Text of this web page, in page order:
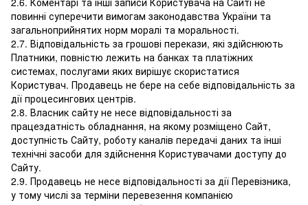
повинні суперечити вимогам законодавства України та
загальноприйнятих норм моралі та моральності.
2.7. Відповідальність за грошові перекази, які здійснюють
Платники, повністю лежить на банках та платіжних
системах, послугами яких вирішує скористатися
Користувач. Продавець не бере на себе відповідальність за
дії процесингових центрів.
2.8. Власник сайту не несе відповідальності за
працездатність обладнання, на якому розміщено Сайт,
доступність Сайту, роботу каналів передачі даних та інші
технічні засоби для здійснення Користувачами доступу до
Сайту.
2.9. Продавець не несе відповідальності за дії Перевізника,
у тому числі за терміни перевезення компанією